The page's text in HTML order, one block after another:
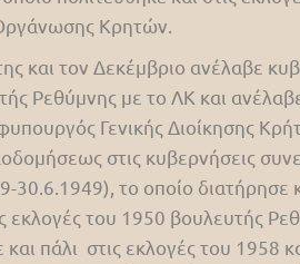
Κρητών.
και τον Δεκέμβριο ανέλαβε
Ρεθύμνης με το ΛΚ και
Γενικής Διοίκησης
στις κυβερνήσεις
το οποίο διατήρησε
του 1950 βουλευτής
πάλι στις εκλογές του 1958